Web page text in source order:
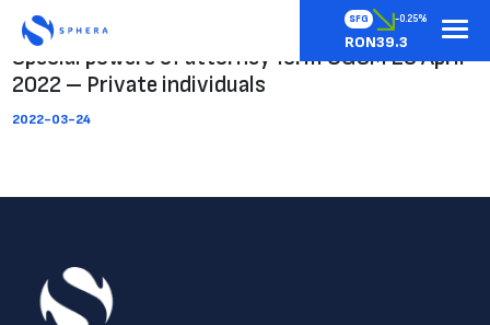
SFG -0.25%
RON39.3
Special powers of attorney form OGSM 28 April
2022 – Private individuals
2022-03-24